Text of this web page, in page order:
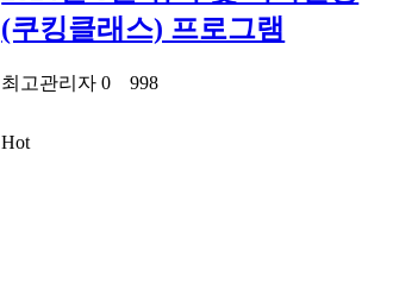
(쿠킹클래스) 프로그램
최고관리자 0998
Hot